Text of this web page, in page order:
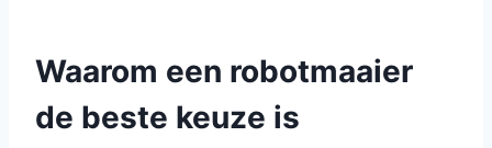
Waarom een robotmaaier
de beste keuze is